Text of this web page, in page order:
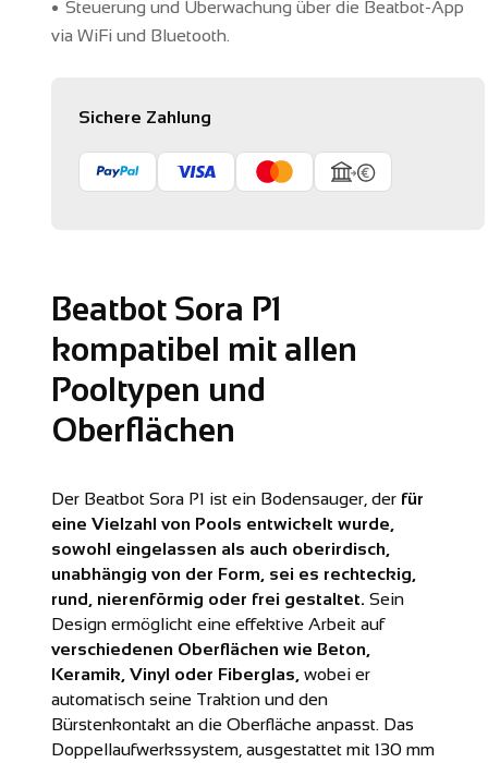
Sichere Zahlung
Steuerung und Überwachung über die Beatbot-App
via WiFi und Bluetooth.
Beatbot Sora P1
kompatibel mit allen
Pooltypen und
Oberflächen
Der Beatbot Sora P1 ist ein Bodensauger, der für
eine Vielzahl von Pools entwickelt wurde,
sowohl eingelassen als auch oberirdisch,
unabhängig von der Form, sei es rechteckig,
rund, nierenförmig oder frei gestaltet. Sein
Design ermöglicht eine effektive Arbeit auf
verschiedenen Oberflächen wie Beton,
Keramik, Vinyl oder Fiberglas, wobei er
automatisch seine Traktion und den
Bürstenkontakt an die Oberfläche anpasst. Das
Doppellaufwerkssystem, ausgestattet mit 130 mm